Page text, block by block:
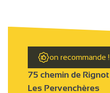
on recommande !
75 chemin de Rignot
Les Pervenchères